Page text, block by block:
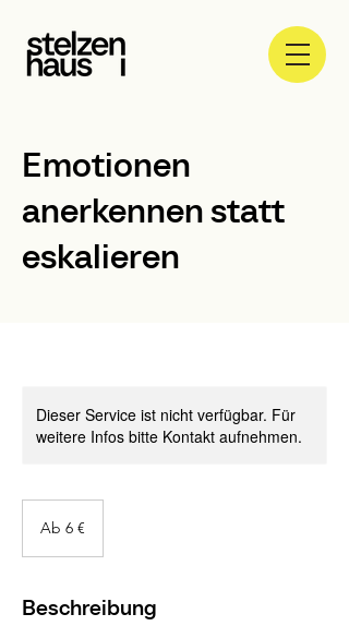
Emotionen
anerkennen statt
eskalieren
Dieser Service ist nicht verfügbar. Für
weitere Infos bitte Kontakt aufnehmen.
EuroAb 6 €
Beschreibung